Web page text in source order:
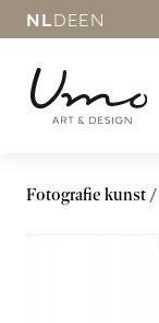
NLDEEN
Fotografie kunst